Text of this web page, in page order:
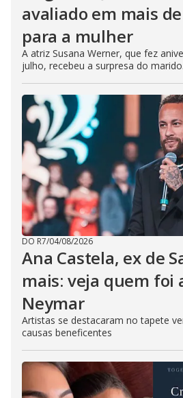
avaliado em mais
para a mulher
A atriz Susana Werner, que fez
julho, recebeu a surpresa do marido.
DO R7/04/08/2026
Ana Castela, ex de
mais: veja quem foi
Neymar
Artistas se destacaram no tapete
causas beneficentes